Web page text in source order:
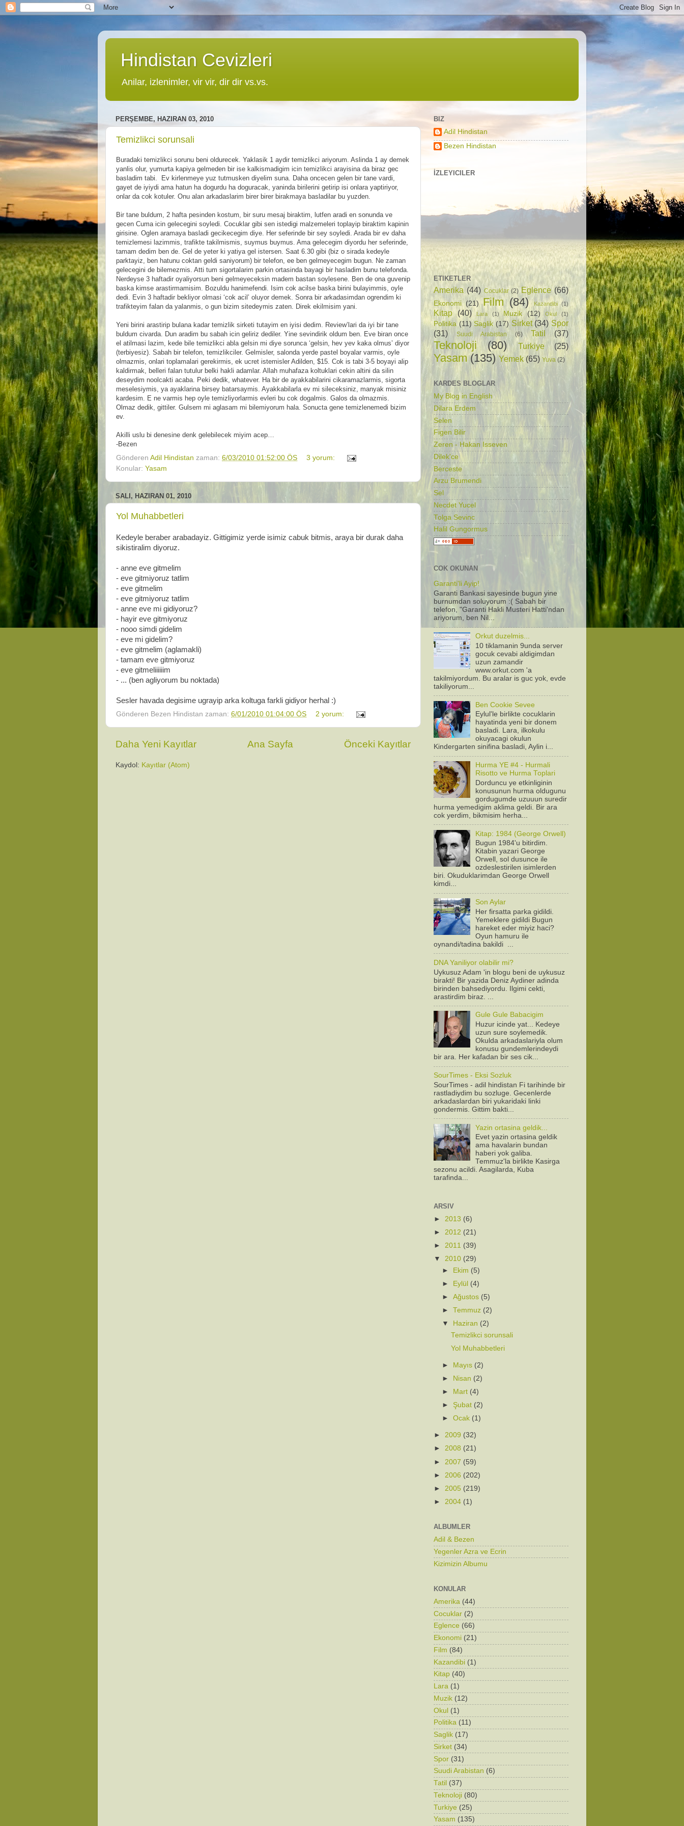
Hindistan Cevizleri
Anilar, izlenimler, vir vir, dir dir vs.vs.
PERŞEMBE, HAZIRAN 03, 2010
Temizlikci sorunsali
Buradaki temizlikci sorunu beni oldurecek. Yaklasik 1 aydir temizlikci ariyorum. Aslinda 1 ay demek
yanlis olur, yumurta kapiya gelmeden bir ise kalkismadigim icin temizlikci arayisina da biraz gec
basladim tabi. Ev kirlenmeye yuz tutmusken diyelim suna. Daha oncecen gelen bir tane vardi,
gayet de iyiydi ama hatun ha dogurdu ha doguracak, yaninda birilerini getirip isi onlara yaptiriyor,
onlar da cok kotuler. Onu alan arkadaslarim birer birer birakmaya basladilar bu yuzden.
Bir tane buldum, 2 hafta pesinden kostum, bir suru mesaj biraktim, lutfen aradi en sonunda ve
gecen Cuma icin gelecegini soyledi. Cocuklar gibi sen istedigi malzemeleri toplayip biraktim kapinin
girisine. Oglen aramaya basladi gecikecegim diye. Her seferinde bir sey soyledi. Arada bir ev daha
temizlemesi lazimmis, trafikte takilmismis, suymus buymus. Ama gelecegim diyordu her seferinde,
tamam dedim ben de. Gel de yeter ki yatiya gel istersen. Saat 6.30 gibi (biz o sirada kedeyle
parktayiz, ben hatunu coktan geldi saniyorum) bir telefon, ee ben gelmeyecegim bugun. Ne zaman
gelecegini de bilemezmis. Atti tum sigortalarim parkin ortasinda bayagi bir hasladim bunu telefonda.
Nerdeyse 3 haftadir oyaliyorsun beni gelmeyeceksin madem bastan soylesene. Ben de ona guvenip
baska kimse arastirmamisim. Bozuldu hanimefendi. Isim cok acilse baska birini bulayimmis, oyle
dedi. Evin 3 haftadir bekliyor olmasi ‘cok acil’ oluyor demek. Sonra bir arkadasimdan ogrendim ki
trafikteyim falan da yalanmis, o gun bizim sitedeymis zaten. Direk ekilmisim yani.
Yeni birini arastirip bulana kadar temizlik sirketi tutayim en iyisi dedim. Review’lari da iyi bir tane
buldum civarda. Dun aradim bu sabah icin geliriz dediler. Yine sevindirik oldum ben. Eve biran once
el atilmasi lazim, kede bile temizlikci abla gelsin mi diye sorunca ‘gelsin, hev yev kaka olmus’ diyor
(terbiyesiz). Sabah bir telefon, temizlikciler. Gelmisler, salonda yerde pastel boyalar varmis, oyle
olmazmis, onlari toplamalari gerekirmis, ek ucret istemisler Adilden, $15. Cok is tabi 3-5 boyayi alip
kaldirmak, belleri falan tutulur belki hakli adamlar. Allah muhafaza koltuklari cekin altini da silin
deseydim noolcakti acaba. Peki dedik, whatever. Ha bir de ayakkabilarini cikaramazlarmis, sigorta
meselesiymis, ya ayaklarina birsey batarsaymis. Ayakkabilarla ev mi sileceksiniz, manyak misiniz
kardesim. E ne varmis hep oyle temizliyorlarmis evleri bu cok dogalmis. Galos da olmazmis.
Olmaz dedik, gittiler. Gulsem mi aglasam mi bilemiyorum hala. Sonucta gene temizlenemedi bizim
ev.
Akilli uslu bi denesine denk gelebilecek miyim acep…
-Bezen
Gönderen Adil Hindistan zaman: 6/03/2010 01:52:00 ÖS
3 yorum:
Konular: Yasam
SALI, HAZIRAN 01, 2010
Yol Muhabbetleri
Kedeyle beraber arabadayiz. Gittigimiz yerde isimiz cabuk bitmis, araya bir durak daha
sikistiralim diyoruz.
- anne eve gitmelim
- eve gitmiyoruz tatlim
- eve gitmelim
- eve gitmiyoruz tatlim
- anne eve mi gidiyoruz?
- hayir eve gitmiyoruz
- nooo simdi gidelim
- eve mi gidelim?
- eve gitmelim (aglamakli)
- tamam eve gitmiyoruz
- eve gitmeliiiiiim
- ... (ben agliyorum bu noktada)
Sesler havada degisime ugrayip arka koltuga farkli gidiyor herhal :)
Gönderen Bezen Hindistan zaman: 6/01/2010 01:04:00 ÖS 2 yorum:
Daha Yeni Kayıtlar Önceki Kayıtlar
Ana Sayfa
Kaydol: Kayıtlar (Atom)
BIZ
Adil Hindistan
Bezen Hindistan
İZLEYICILER
ETIKETLER
Amerika (44) Cocuklar (2) Eglence (66)
Ekonomi (21) Film (84) Kazandibi (1)
Kitap (40) Lara (1) Muzik (12) Okul (1)
Politika (11) Saglik (17) Sirket (34) Spor
(31)
Suudi Arabistan (6) Tatil (37)
Teknoloji (80) Turkiye (25)
Yasam (135) Yemek (65) Yuva (2)
KARDES BLOGLAR
My Blog in English
Dilara Erdem
Selen
Figen Bilir
Zeren - Hakan Isseven
Dilek'ce
Berceste
Arzu Brumendi
Sel
Necdet Yucel
Tolga Sevinc
Halil Gungormus
COK OKUNAN
Garanti'li Ayip!
Garanti Bankasi sayesinde bugun yine
burnumdan soluyorum :( Sabah bir
telefon, "Garanti Hakli Musteri Hatti'ndan
ariyorum, ben Nil...
Orkut duzelmis...
10 tiklamanin 9unda server
gocuk cevabi aldigimdan
uzun zamandir
www.orkut.com 'a
takilmiyordum. Bu aralar is guc yok, evde
takiliyorum...
Ben Cookie Sevee
Eylul'le birlikte cocuklarin
hayatinda yeni bir donem
basladi. Lara, ilkokulu
okuyacagi okulun
Kindergarten sinifina basladi, Aylin i...
Hurma YE #4 - Hurmali
Risotto ve Hurma Toplari
Dorduncu ye etkinliginin
konusunun hurma oldugunu
gordugumde uzuuun suredir
hurma yemedigim aklima geldi. Bir ara
cok yerdim, bikmisim herha...
Kitap: 1984 (George Orwell)
Bugun 1984'u bitirdim.
Kitabin yazari George
Orwell, sol dusunce ile
ozdeslestirilen isimlerden
biri. Okuduklarimdan George Orwell
kimdi...
Son Aylar
Her firsatta parka gidildi.
Yemeklere gidildi Bugun
hareket eder miyiz haci?
Oyun hamuru ile
oynandi/tadina bakildi ...
DNA Yaniliyor olabilir mi?
Uykusuz Adam 'in blogu beni de uykusuz
birakti! Bir yazida Deniz Aydiner adinda
birinden bahsediyordu. Ilgimi cekti,
arastirdim biraz. ...
Gule Gule Babacigim
Huzur icinde yat... Kedeye
uzun sure soylemedik.
Okulda arkadaslariyla olum
konusu gundemlerindeydi
bir ara. Her kafadan bir ses cik...
SourTimes - Eksi Sozluk
SourTimes - adil hindistan Fi tarihinde bir
rastladiydim bu sozluge. Gecenlerde
arkadaslardan biri yukaridaki linki
gondermis. Gittim bakti...
Yazin ortasina geldik...
Evet yazin ortasina geldik
ama havalarin bundan
haberi yok galiba.
Temmuz'la birlikte Kasirga
sezonu acildi. Asagilarda, Kuba
tarafinda...
ARSIV
► 2013 (6)
► 2012 (21)
► 2011 (39)
▼ 2010 (29)
► Ekim (5)
►
Eylül (4)
►Ağustos (5)
►Temmuz (2)
▼
Haziran (2)
Temizlikci sorunsali
Yol Muhabbetleri
► Mayıs (2)
►
Nisan (2)
►
Mart (4)
► Şubat (2)
►Ocak (1)
► 2009 (32)
► 2008 (21)
► 2007 (59)
► 2006 (202)
► 2005 (219)
► 2004 (1)
ALBUMLER
Adil & Bezen
Yegenler Azra ve Ecrin
Kizimizin Albumu
KONULAR
Amerika (44)
Cocuklar (2)
Eglence (66)
Ekonomi (21)
Film (84)
Kazandibi (1)
Kitap (40)
Lara (1)
Muzik (12)
Okul (1)
Politika (11)
Saglik (17)
Sirket (34)
Spor (31)
Suudi Arabistan (6)
Tatil (37)
Teknoloji (80)
Turkiye (25)
Yasam (135)